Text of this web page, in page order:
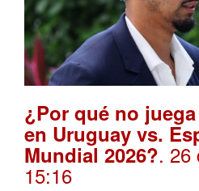
¿Por qué no
en Uruguay vs.
Mundial 2026?. 26
15:16